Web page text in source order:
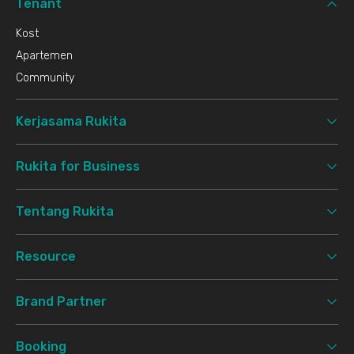
Tenant
Kost
Apartemen
Community
Kerjasama Rukita
Rukita for Business
Tentang Rukita
Resource
Brand Partner
Booking